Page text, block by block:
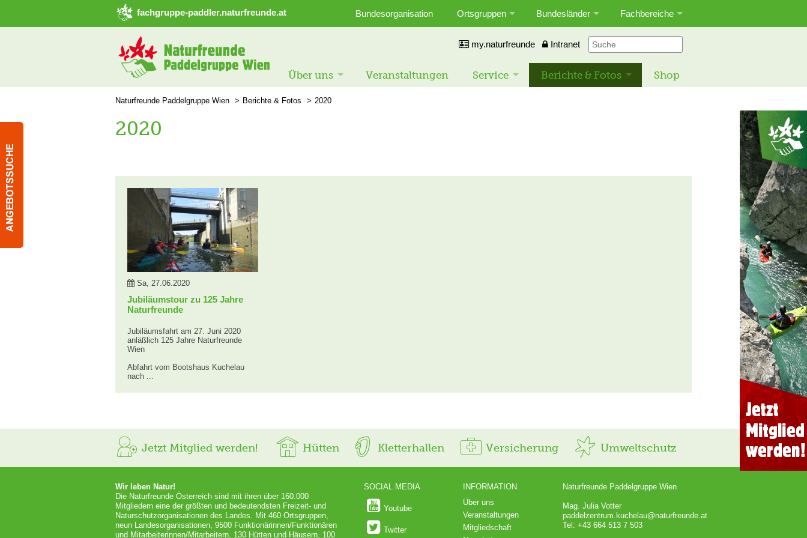
➜ Hauptregion der Seite anspringen
fachgruppe-paddler.naturfreunde.at Bundesorganisation Ortsgruppen Bundesländer Fachbereiche
my.naturfreunde Intranet
Über uns Veranstaltungen Service Berichte & Fotos Shop
Naturfreunde Paddelgruppe Wien Berichte & Fotos 2020
2020
Sa, 27.06.2020
Jubiläumstour zu 125 Jahre
Naturfreunde
Jubiläumsfahrt am 27. Juni 2020
anläßlich 125 Jahre Naturfreunde
Wien
Abfahrt vom Bootshaus Kuchelau
nach ...
Jetzt Mitglied werden! Hütten Kletterhallen Versicherung Umweltschutz
Wir leben Natur!
Die Naturfreunde Österreich sind mit ihren über 160.000
Mitgliedern eine der größten und bedeutendsten Freizeit- und
Naturschutzorganisationen des Landes. Mit 460 Ortsgruppen,
neun Landesorganisationen, 9500 Funktionärinnen/Funktionären
und Mitarbeiterinnen/Mitarbeitern, 130 Hütten und Häusern, 100
SOCIAL MEDIA
Youtube
Twitter
INFORMATION
Über uns
Veranstaltungen
Mitgliedschaft
Naturfreunde Paddelgruppe Wien
Mag. Julia Votter
paddelzentrum.kuchelau@naturfreunde.at
Tel: +43 664 513 7 503